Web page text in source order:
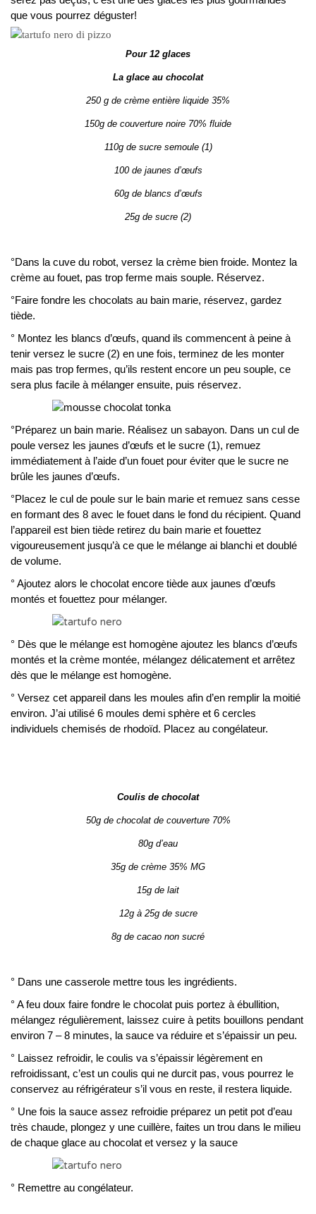
que vous pourrez déguster!
Pour 12 glaces
La glace au chocolat
250 g de crème entière liquide 35%
150g de couverture noire 70% fluide
110g de sucre semoule (1)
100 de jaunes d’œufs
60g de blancs d’œufs
25g de sucre (2)
°Dans la cuve du robot, versez la crème bien froide. Montez la
crème au fouet, pas trop ferme mais souple. Réservez.
°Faire fondre les chocolats au bain marie, réservez, gardez
tiède.
° Montez les blancs d’œufs, quand ils commencent à peine à
tenir versez le sucre (2) en une fois, terminez de les monter
mais pas trop fermes, qu’ils restent encore un peu souple, ce
sera plus facile à mélanger ensuite, puis réservez.
°Préparez un bain marie. Réalisez un sabayon. Dans un cul de
poule versez les jaunes d’œufs et le sucre (1), remuez
immédiatement à l’aide d’un fouet pour éviter que le sucre ne
brûle les jaunes d’œufs.
°Placez le cul de poule sur le bain marie et remuez sans cesse
en formant des 8 avec le fouet dans le fond du récipient. Quand
l’appareil est bien tiède retirez du bain marie et fouettez
vigoureusement jusqu’à ce que le mélange ai blanchi et doublé
de volume.
° Ajoutez alors le chocolat encore tiède aux jaunes d’œufs
montés et fouettez pour mélanger.
° Dès que le mélange est homogène ajoutez les blancs d’œufs
montés et la crème montée, mélangez délicatement et arrêtez
dès que le mélange est homogène.
° Versez cet appareil dans les moules afin d’en remplir la moitié
environ. J’ai utilisé 6 moules demi sphère et 6 cercles
individuels chemisés de rhodoïd. Placez au congélateur.
Coulis de chocolat
50g de chocolat de couverture 70%
80g d’eau
35g de crème 35% MG
15g de lait
12g à 25g de sucre
8g de cacao non sucré
° Dans une casserole mettre tous les ingrédients.
° A feu doux faire fondre le chocolat puis portez à ébullition,
mélangez régulièrement, laissez cuire à petits bouillons pendant
environ 7 – 8 minutes, la sauce va réduire et s’épaissir un peu.
° Laissez refroidir, le coulis va s’épaissir légèrement en
refroidissant, c’est un coulis qui ne durcit pas, vous pourrez le
conservez au réfrigérateur s’il vous en reste, il restera liquide.
° Une fois la sauce assez refroidie préparez un petit pot d’eau
très chaude, plongez y une cuillère, faites un trou dans le milieu
de chaque glace au chocolat et versez y la sauce
° Remettre au congélateur.